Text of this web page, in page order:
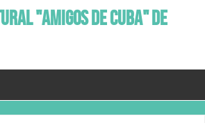
"AMIGOS DE CUBA" DE